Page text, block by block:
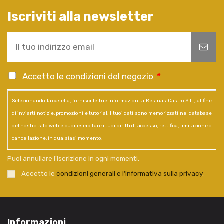
Iscriviti alla newsletter
Accetto le condizioni del negozio *
Selezionando la casella, fornisci le tue informazioni a Resinas Castro S.L., al fine
di inviarti notizie, promozioni e tutorial. I tuoi dati sono memorizzati nel database
del nostro sito web e puoi esercitare i tuoi diritti di accesso, rettifica, limitazione o
cancellazione, in qualsiasi momento.
Puoi annullare l'iscrizione in ogni momenti.
Accetto le condizioni generali e l’informativa sulla privacy.